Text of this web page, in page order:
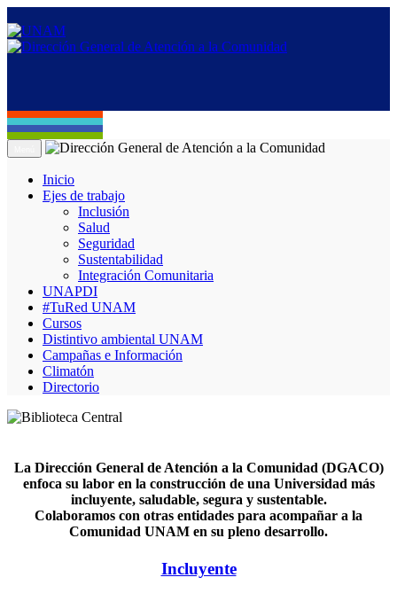
Inicio
Ejes de trabajo
Inclusión
Salud
Seguridad
Sustentabilidad
Integración Comunitaria
UNAPDI
#TuRed UNAM
Cursos
Distintivo ambiental UNAM
Campañas e Información
Climatón
Directorio
La Dirección General de Atención a la Comunidad (DGACO)
enfoca su labor en la construcción de una Universidad más
incluyente, saludable, segura y sustentable.
Colaboramos con otras entidades para acompañar a la
Comunidad UNAM en su pleno desarrollo.
Incluyente